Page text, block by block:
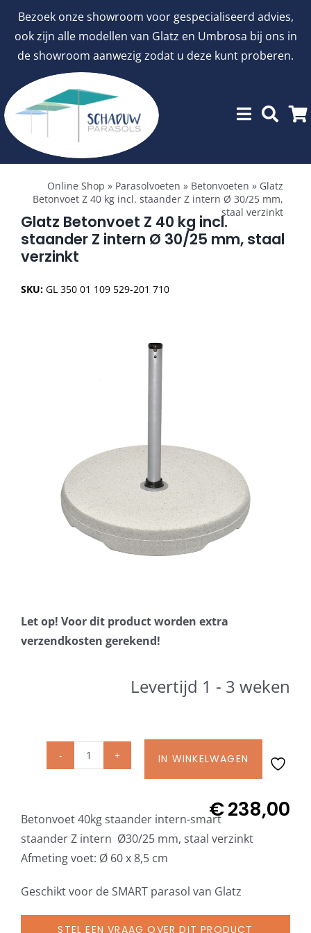
Bezoek onze showroom voor gespecialiseerd advies,
ook zijn alle modellen van Glatz en Umbrosa bij ons in
de showroom aanwezig zodat u deze kunt proberen.
inhoud
Toggle
Navigation
aanbiedingen
Stokparasols
Snel leverbaar
Parasolvoeten
Beschermhoezen
Glatz parasoldoeken
Glatz stofstalen collectie Sampleboeken
Umbrosa en Paraflex parasoldoeken
Online Shop » Parasolvoeten » Betonvoeten » Glatz
Betonvoet Z 40 kg incl. staander Z intern Ø 30/25 mm,
staal verzinkt
Glatz Betonvoet Z 40 kg incl.
staander Z intern Ø 30/25 mm, staal
verzinkt
SKU: GL 350 01 109 529-201 710
Let op! Voor dit product worden extra
verzendkosten gerekend!
Levertijd 1 - 3 weken
Glatz
40
kg
incl.
Z
intern
IN WINKELWAGEN
€238,00
Betonvoet 40kg staander intern-smart
staander Z intern Ø30/25 mm, staal verzinkt
Afmeting voet: Ø 60 x 8,5 cm
Geschikt voor de SMART parasol van Glatz
STEL EEN VRAAG OVER DIT PRODUCT